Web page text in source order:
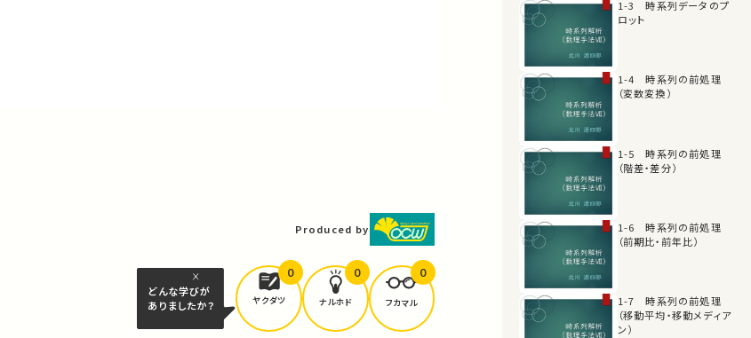
Produced by
どんな学びが
ありましたか？
ヤクダツ
0
ナルホド
0
フカマル
0
1-3 時系列データのプ
ロット
1-4 時系列の前処理
（変数変換）
1-5 時系列の前処理
（階差・差分）
1-6 時系列の前処理
（前期比・前年比）
1-7 時系列の前処理
（移動平均・移動メディア
ン）